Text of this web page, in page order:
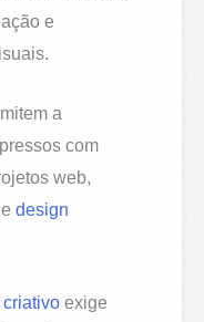
e
a
com
web,
edesign
exige